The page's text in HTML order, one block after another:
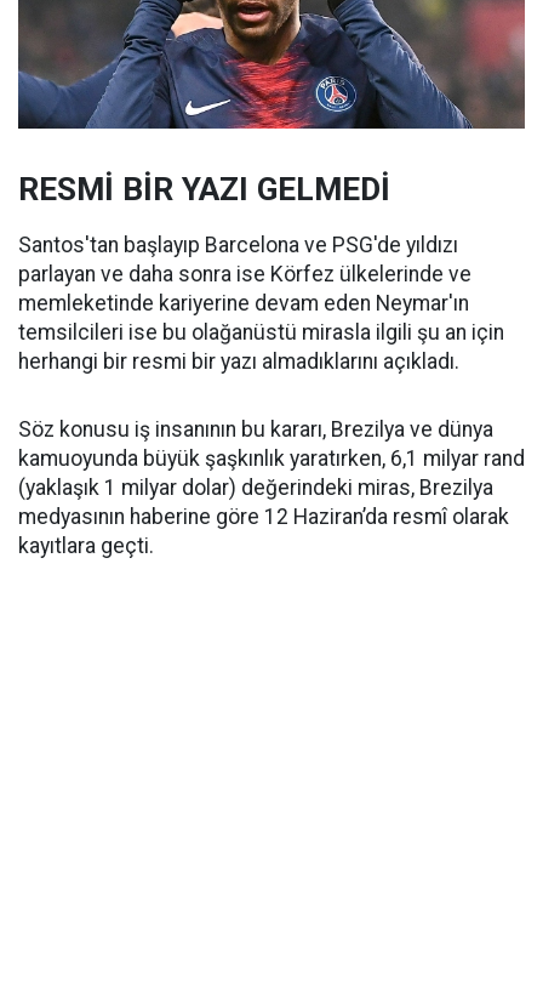
RESMİ BİR YAZI GELMEDİ
Santos'tan başlayıp Barcelona ve PSG'de yıldızı
parlayan ve daha sonra ise Körfez ülkelerinde ve
memleketinde kariyerine devam eden Neymar'ın
temsilcileri ise bu olağanüstü mirasla ilgili şu an için
herhangi bir resmi bir yazı almadıklarını açıkladı.
Söz konusu iş insanının bu kararı, Brezilya ve dünya
kamuoyunda büyük şaşkınlık yaratırken, 6,1 milyar rand
(yaklaşık 1 milyar dolar) değerindeki miras, Brezilya
medyasının haberine göre 12 Haziran’da resmî olarak
kayıtlara geçti.